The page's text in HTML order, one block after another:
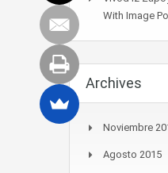
With Image
Archives
Noviembre
Agosto 2015